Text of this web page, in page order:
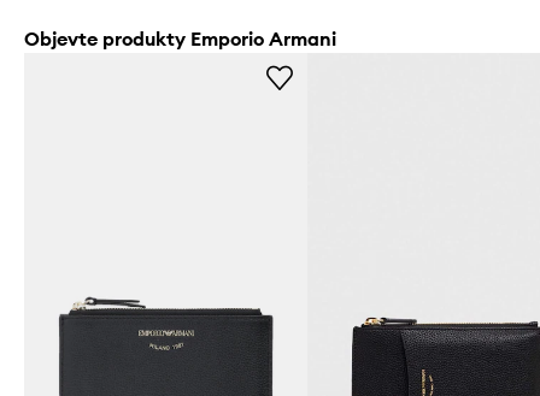
Objevte produkty Emporio Armani